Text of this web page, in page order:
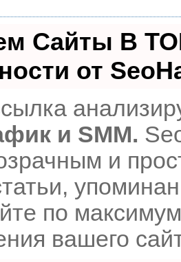
Сайты В
от
и SMM.
и
по
вашего